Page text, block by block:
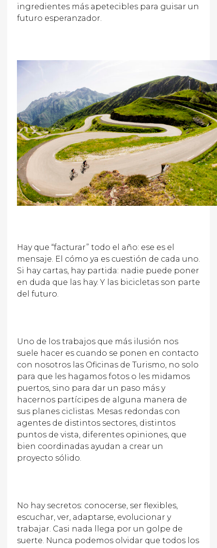
ingredientes más apetecibles para guisar un
futuro esperanzador.
Hay que “facturar” todo el año: ese es el
mensaje. El cómo ya es cuestión de cada uno.
Si hay cartas, hay partida: nadie puede poner
en duda que las hay. Y las bicicletas son parte
del futuro.
Uno de los trabajos que más ilusión nos
suele hacer es cuando se ponen en contacto
con nosotros las Oficinas de Turismo, no solo
para que les hagamos fotos o les midamos
puertos, sino para dar un paso más y
hacernos partícipes de alguna manera de
sus planes ciclistas. Mesas redondas con
agentes de distintos sectores, distintos
puntos de vista, diferentes opiniones, que
bien coordinadas ayudan a crear un
proyecto sólido.
No hay secretos: conocerse, ser flexibles,
escuchar, ver, adaptarse, evolucionar y
trabajar. Casi nada llega por un golpe de
suerte. Nunca podemos olvidar que todos los